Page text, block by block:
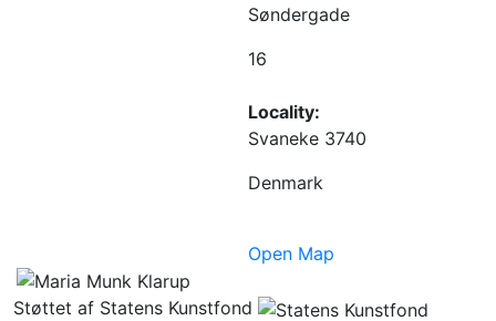
Søndergade
16
Locality:
Svaneke 3740
Denmark
Open Map
Støttet af Statens Kunstfond